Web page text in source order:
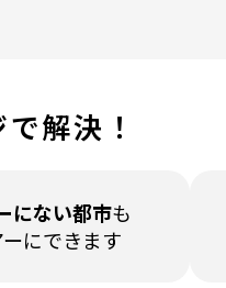
解決！
にない都市も
ーにできます